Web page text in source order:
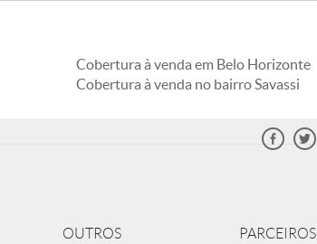
Cobertura à venda em Belo Horizonte
Cobertura à venda no bairro Savassi
OUTROS PARCEIROS